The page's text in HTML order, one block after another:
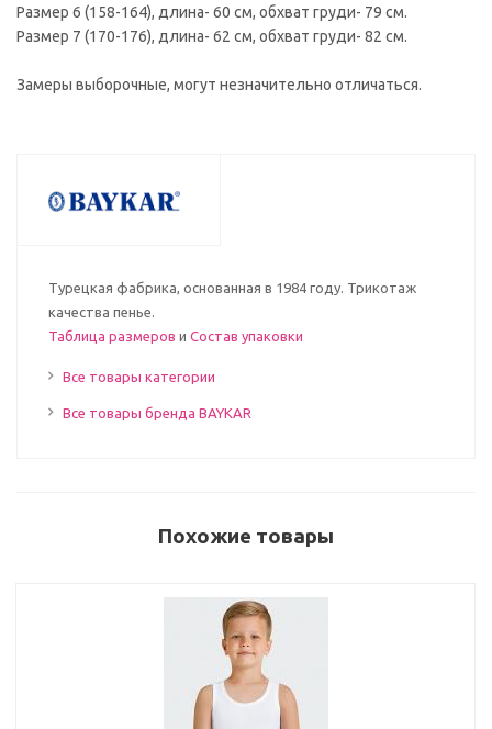
Размер 6 (158-164), длина- 60 см, обхват груди- 79 см.
Размер 7 (170-176), длина- 62 см, обхват груди- 82 см.
Замеры выборочные, могут незначительно отличаться.
Турецкая фабрика, основанная в 1984 году. Трикотаж
качества пенье.
Таблица размеров и Состав упаковки
Все товары категории
Все товары бренда BAYKAR
Похожие товары